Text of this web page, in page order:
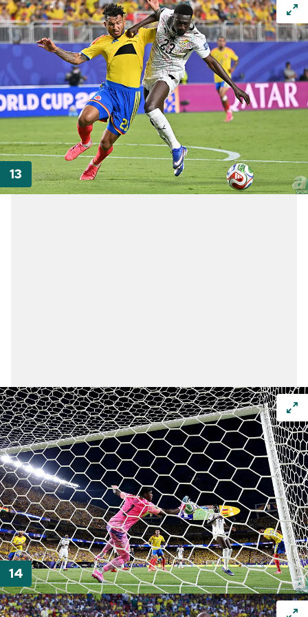
verileriniz işlenmekte olup gerekli olan çerezler bilgi
toplumu hizmetlerinin sunulması amacıyla
kullanılmaktadır. Diğer çerezler, sitemizin daha işlevsel
kılınması ve kişiselleştirilmesi ve sizlere yönelik
reklam/pazarlama faaliyetlerinin yapılması, amaçlarıyla
sınırlı olarak açık rızanız dahilinde kullanılacaktır.
Çerezlere ilişkin tercihlerinizi aşağıda yer alan panel
vasıtasıyla belirleyebilirsiniz. Çerezlere ilişkin detaylı bilgi
için Ayarlar butonuna tıklayabilir,Çerez Bilgilendirme
Metnimiziziyaret edebilirsiniz.